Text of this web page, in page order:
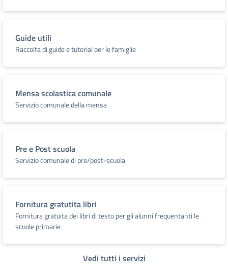
Guide utili
Raccolta di guide e tutorial per le famiglie
Mensa scolastica comunale
Servizio comunale della mensa
Pre e Post scuola
Servizio comunale di pre/post-scuola
Fornitura gratutita libri
Fornitura gratuita dei libri di testo per gli alunni frequentanti le
scuole primarie
Vedi tutti i servizi